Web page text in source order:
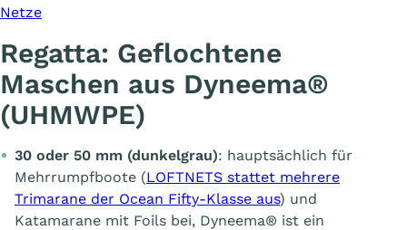
Netze
Regatta: Geflochtene
Maschen aus Dyneema®
(UHMWPE)
30 oder 50 mm (dunkelgrau): hauptsächlich für
Mehrrumpfboote (LOFTNETS stattet mehrere
Trimarane der Ocean Fifty-Klasse aus) und
Katamarane mit Foils bei, Dyneema® ist ein